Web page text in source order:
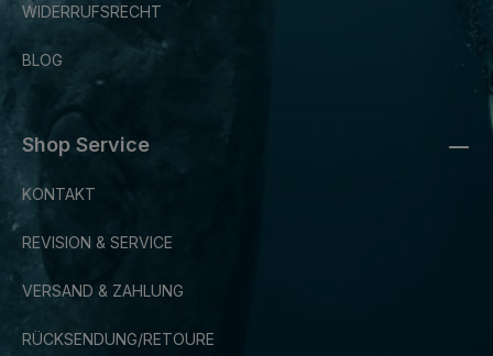
WIDERRUFSRECHT
BLOG
Shop Service
KONTAKT
REVISION & SERVICE
VERSAND & ZAHLUNG
RÜCKSENDUNG/RETOURE